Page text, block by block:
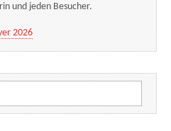
und jeden Besucher.
2026